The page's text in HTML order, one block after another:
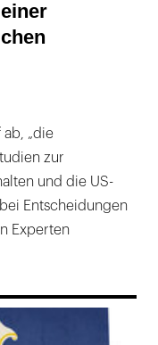
„die
zur
und die US-
Entscheidungen
Experten